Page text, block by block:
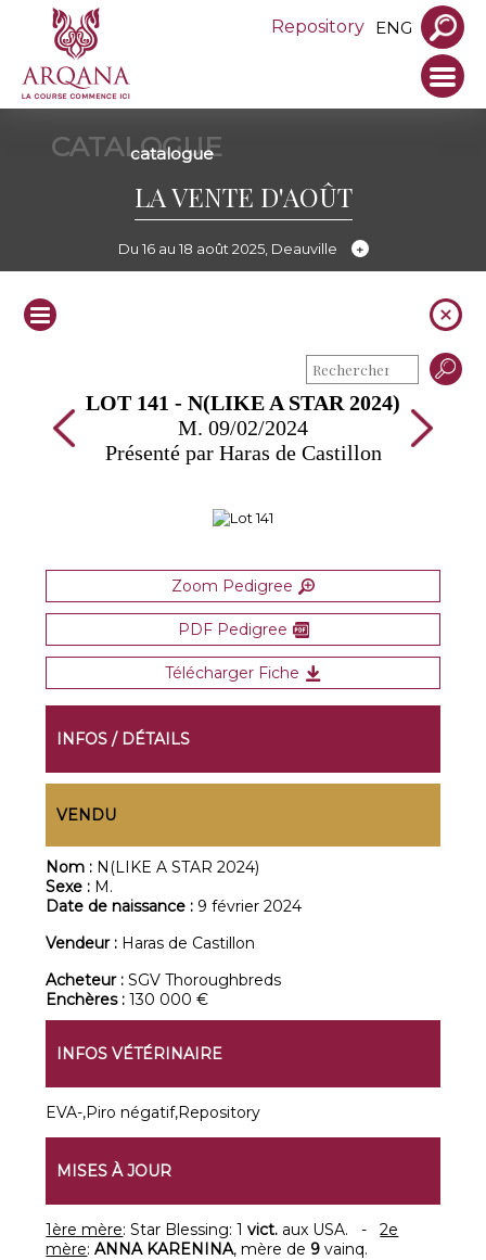
Repository ENG
CATALOGUE
catalogue
LA VENTE D'AOÛT
Du 16 au 18 août 2025, Deauville
LOT 141 - N(LIKE A STAR 2024)
M. 09/02/2024
Présenté par Haras de Castillon
Zoom Pedigree
PDF Pedigree
Télécharger Fiche
INFOS / DÉTAILS
VENDU
Nom : N(LIKE A STAR 2024)
Sexe : M.
Date de naissance : 9 février 2024
Vendeur : Haras de Castillon
Acheteur :SGV Thoroughbreds
Enchères :130 000 €
INFOS VÉTÉRINAIRE
EVA-,Piro négatif,Repository
MISES À JOUR
1ère mère: Star Blessing: 1vict. aux USA. -2e
mère:ANNA KARENINA, mère de 9 vainq.